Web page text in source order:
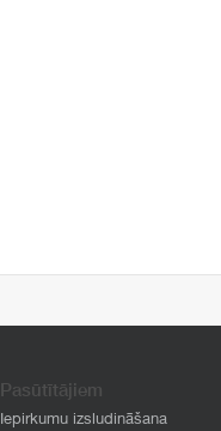
Pasūtītājiem
Iepirkumu izsludināšana